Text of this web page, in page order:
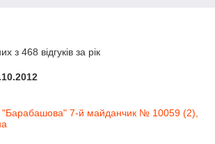
з 468 відгуків за рік
"Барабашова" 7-й майданчик № 10059 (2),